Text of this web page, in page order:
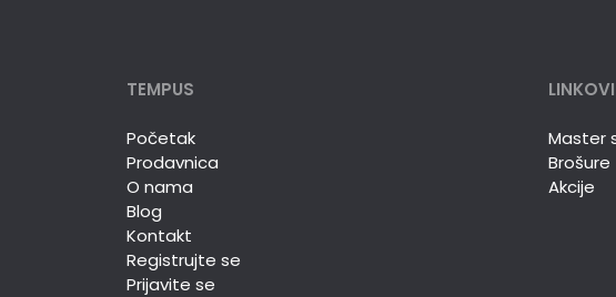
TEMPUS
Početak
Prodavnica
O nama
Blog
Kontakt
Registrujte se
Prijavite se
LINKOVI
Master
Brošure
Akcije